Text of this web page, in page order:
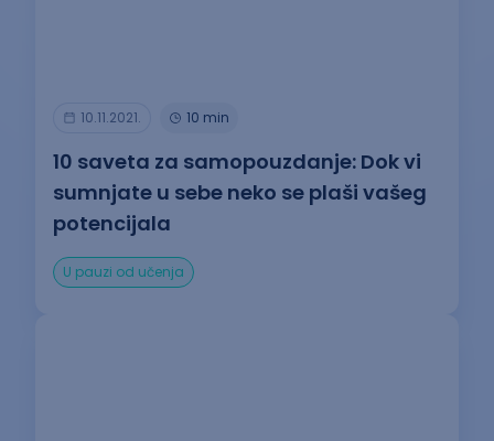
10.11.2021. 10 min
10 saveta za samopouzdanje: Dok vi
sumnjate u sebe neko se plaši vašeg
potencijala
U pauzi od učenja